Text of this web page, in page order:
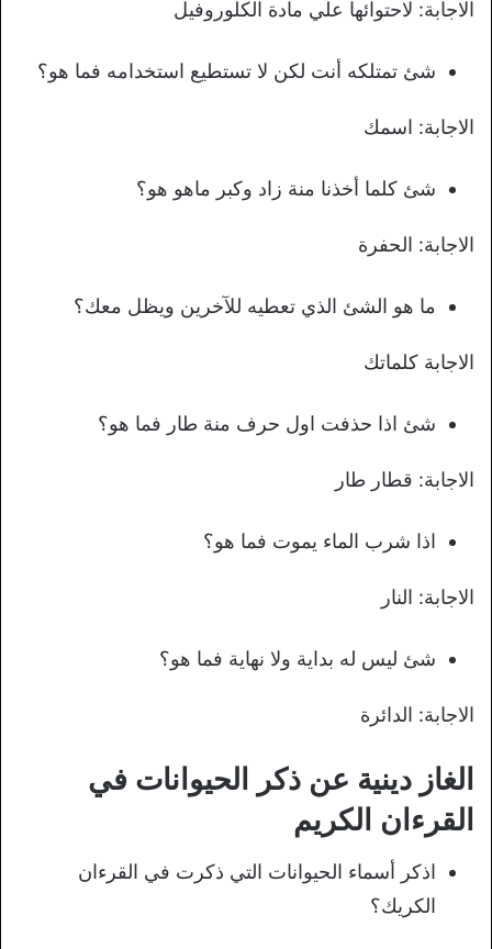
الاجابة: لاحتوائها علي مادة الكلوروفيل
شئ تمتلكه أنت لكن لا تستطيع استخدامه فما هو؟
الاجابة: اسمك
شئ كلما أخذنا منة زاد وكبر ماهو هو؟
الاجابة: الحفرة
ما هو الشئ الذي تعطيه للآخرين ويظل معك؟
الاجابة كلماتك
شئ اذا حذفت اول حرف منة طار فما هو؟
الاجابة: قطار طار
اذا شرب الماء يموت فما هو؟
الاجابة: النار
شئ ليس له بداية ولا نهاية فما هو؟
الاجابة: الدائرة
الغاز دينية عن ذكر الحيوانات في
القرءان الكريم
اذكر أسماء الحيوانات التي ذكرت في القرءان
الكريك؟